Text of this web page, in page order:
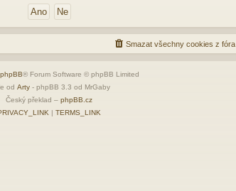
Smazat všechny cookies z fóra
phpBB® Forum Software © phpBB Limited
od Arty - phpBB 3.3 od MrGaby
Český překlad – phpBB.cz
| TERMS_LINK